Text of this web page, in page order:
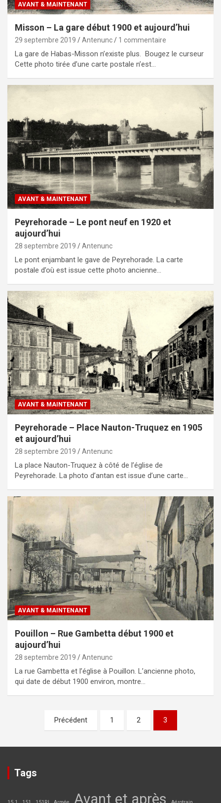
AVANT & MAINTENANT
Misson – La gare début 1900 et aujourd’hui
29 septembre 2019 Antenunc 1 commentaire
La gare de Habas-Misson n’existe plus. Bougez le curseur
Cette photo tirée d’une carte postale n’est…
AVANT & MAINTENANT
Peyrehorade – Le pont neuf en 1920 et
aujourd’hui
28 septembre 2019 Antenunc
Le pont enjambant le gave de Peyrehorade. La carte
postale d’où est issue cette photo ancienne…
AVANT & MAINTENANT
Peyrehorade – Place Nauton-Truquez en 1905
et aujourd’hui
28 septembre 2019 Antenunc
La place Nauton-Truquez à côté de l’église de
Peyrehorade. La photo d’antan est issue d’une carte…
AVANT & MAINTENANT
Pouillon – Rue Gambetta début 1900 et
aujourd’hui
28 septembre 2019 Antenunc
La rue Gambetta et l’église à Pouillon. L’ancienne photo,
qui date de début 1900 environ, montre…
Pagination
publications
Précédent 1 2 3
Tags
Avant et après